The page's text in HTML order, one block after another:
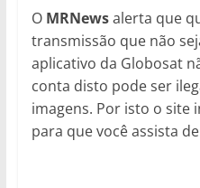
O MRNewsalerta que
transmissão que não
aplicativo da Globosat
conta disto pode ser
imagens. Por isto o site
para que você assista